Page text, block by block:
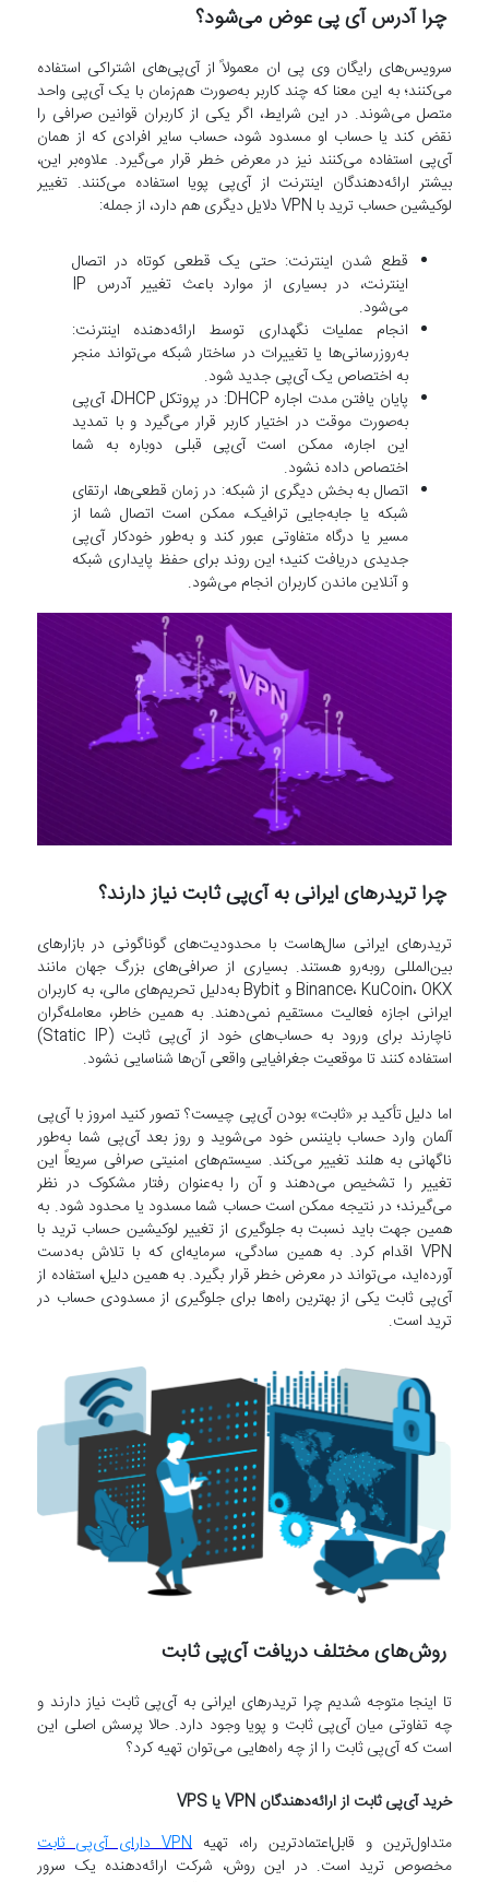
چرا آدرس آی پی عوض می‌شود؟
سرویس‌های رایگان وی پی ان معمولاً از آی‌پی‌های اشتراکی استفاده
می‌کنند؛ به این معنا که چند کاربر به‌صورت هم‌زمان با یک آی‌پی واحد
متصل می‌شوند. در این شرایط، اگر یکی از کاربران قوانین صرافی را
نقض کند یا حساب او مسدود شود، حساب سایر افرادی که از همان
آی‌پی استفاده می‌کنند نیز در معرض خطر قرار می‌گیرد. علاوه‌بر این،
بیشتر ارائه‌دهندگان اینترنت از آی‌پی پویا استفاده می‌کنند. تغییر
لوکیشین حساب ترید با VPN دلایل دیگری هم دارد، از جمله:
قطع شدن اینترنت: حتی یک قطعی کوتاه در اتصال
اینترنت، در بسیاری از موارد باعث تغییر آدرس IP
می‌شود.
انجام عملیات نگهداری توسط ارائه‌دهنده اینترنت:
به‌روزرسانی‌ها یا تغییرات در ساختار شبکه می‌تواند منجر
به اختصاص یک آی‌پی جدید شود.
پایان یافتن مدت اجاره DHCP: در پروتکل DHCP، آی‌پی
به‌صورت موقت در اختیار کاربر قرار می‌گیرد و با تمدید
این اجاره، ممکن است آی‌پی قبلی دوباره به شما
اختصاص داده نشود.
اتصال به بخش دیگری از شبکه: در زمان قطعی‌ها، ارتقای
شبکه یا جابه‌جایی ترافیک، ممکن است اتصال شما از
مسیر یا درگاه متفاوتی عبور کند و به‌طور خودکار آی‌پی
جدیدی دریافت کنید؛ این روند برای حفظ پایداری شبکه
و آنلاین ماندن کاربران انجام می‌شود.
چرا تریدرهای ایرانی به آی‌پی ثابت نیاز دارند؟
تریدرهای ایرانی سال‌هاست با محدودیت‌های گوناگونی در بازارهای
بین‌المللی روبه‌رو هستند. بسیاری از صرافی‌های بزرگ جهان مانند
Binance، KuCoin، OKX و Bybit به‌دلیل تحریم‌های مالی، به کاربران
ایرانی اجازه فعالیت مستقیم نمی‌دهند. به همین خاطر، معامله‌گران
ناچارند برای ورود به حساب‌های خود از آی‌پی ثابت (Static IP)
استفاده کنند تا موقعیت جغرافیایی واقعی آن‌ها شناسایی نشود.
اما دلیل تأکید بر «ثابت» بودن آی‌پی چیست؟ تصور کنید امروز با آی‌پی
آلمان وارد حساب بایننس خود می‌شوید و روز بعد آی‌پی شما به‌طور
ناگهانی به هلند تغییر می‌کند. سیستم‌های امنیتی صرافی سریعاً این
تغییر را تشخیص می‌دهند و آن را به‌عنوان رفتار مشکوک در نظر
می‌گیرند؛ در نتیجه ممکن است حساب شما مسدود یا محدود شود. به
همین جهت باید نسبت به جلوگیری از تغییر لوکیشین حساب ترید با
VPN اقدام کرد. به همین سادگی، سرمایه‌ای که با تلاش به‌دست
آورده‌اید، می‌تواند در معرض خطر قرار بگیرد. به همین دلیل، استفاده از
آی‌پی ثابت یکی از بهترین راه‌ها برای جلوگیری از مسدودی حساب در
ترید است.
روش‌های مختلف دریافت آی‌پی ثابت
تا اینجا متوجه شدیم چرا تریدرهای ایرانی به آی‌پی ثابت نیاز دارند و
چه تفاوتی میان آی‌پی ثابت و پویا وجود دارد. حالا پرسش اصلی این
است که آی‌پی ثابت را از چه راه‌هایی می‌توان تهیه کرد؟
خرید آی‌پی ثابت از ارائه‌دهندگان VPN یا VPS
متداول‌ترین و قابل‌اعتمادترین راه، تهیهVPN دارای آی‌پی ثابت
مخصوص ترید است. در این روش، شرکت ارائه‌دهنده یک سرور